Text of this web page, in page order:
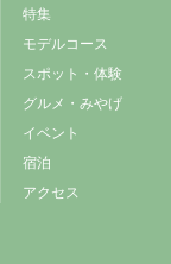
特集
モデルコース
スポット・体験
グルメ・みやげ
イベント
宿泊
アクセス